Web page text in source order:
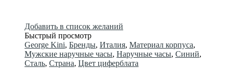
Добавить в список желаний
Быстрый просмотр
George Kini, Бренды, Италия, Материал корпуса,
Мужские наручные часы, Наручные часы, Синий,
Сталь, Страна, Цвет циферблата